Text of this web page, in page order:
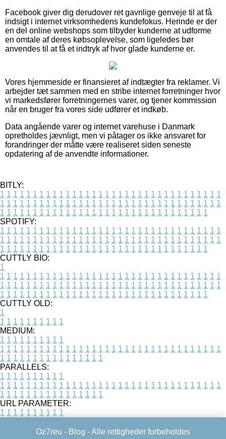
Facebook giver dig derudover ret gavnlige genveje til at få
indsigt i internet virksomhedens kundefokus. Herinde er der
en del online webshops som tilbyder kunderne at udforme
en omtale af deres købsoplevelse, som ligeledes bør
anvendes til at få et indtryk af hvor glade kunderne er.
Vores hjemmeside er finansieret af indtægter fra reklamer. Vi
arbejder tæt sammen med en stribe internet forretninger hvor
vi markedsfører forretningernes varer, og tjener kommission
når en bruger fra vores side udfører et indkøb.
Data angående varer og internet varehuse i Danmark
opretholdes jævnligt, men vi påtager os ikke ansvaret for
forandringer der måtte være realiseret siden seneste
opdatering af de anvendte informationer.
BITLY:
1 1 1 1 1 1 1 1 1 1 1 1 1 1 1 1 1 1 1 1 1 1 1 1 1 1 1 1 1 1 1 1 1 1
1 1 1 1 1 1 1 1 1 1 1 1 1 1 1 1 1 1 1 1 1 1 1 1 1 1 1 1 1 1 1 1 1 1
1 1 1 1 1 1 1 1 1 1 1 1 1 1 1 1 1 1 1 1 1 1 1 1 1 1 1 1 1 1 1 1
SPOTIFY:
1 1 1 1 1 1 1 1 1 1 1 1 1 1 1 1 1 1 1 1 1 1 1 1 1 1 1 1 1 1 1 1 1 1
1 1 1 1 1 1 1 1 1 1 1 1 1 1 1 1 1 1 1 1 1 1 1 1 1 1 1 1 1 1 1 1 1 1
1 1 1 1 1 1 1 1 1 1 1 1 1 1 1 1 1 1 1 1 1 1 1 1 1 1 1 1 1 1 1 1
CUTTLY BIO:
1
1 1 1 1 1 1 1 1 1 1 1 1 1 1 1 1 1 1 1 1 1 1 1 1 1 1 1 1 1 1 1 1 1 1
1 1 1 1 1 1 1 1 1 1 1 1 1 1 1 1 1 1 1 1 1 1 1 1 1 1 1 1 1 1 1 1 1 1
1 1 1 1 1 1 1 1 1 1 1 1 1 1 1 1 1 1 1 1 1 1 1 1 1 1 1 1 1 1 1 1
CUTTLY OLD:
1
1 1 1 1 1 1 1 1 1 1
MEDIUM:
1 1 1 1 1 1 1 1 1 1
1 1 1 1 1 1 1 1 1 1 1 1 1 1 1 1 1 1 1 1 1 1 1 1 1 1 1 1 1 1 1 1 1 1
1 1 1 1 1 1 1 1 1 1 1 1 1 1 1 1
PARALLELS:
1 1 1 1 1 1 1 1 1 1
1 1 1 1 1 1 1 1 1 1 1 1 1 1 1 1 1 1 1 1 1 1 1 1 1 1 1 1 1 1 1 1 1 1
1 1 1 1 1 1 1 1 1 1 1 1 1 1 1 1
URL PARAMETER:
1 1 1 1 1 1 1 1 1 1
Oz7reu - Blog - Alle rettigheder forbeholdes